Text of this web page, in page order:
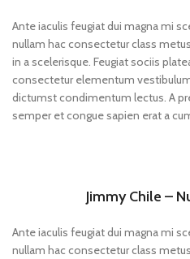
Ante iaculis feugiat dui magna mi
nullam hac consectetur class
in a scelerisque. Feugiat sociis
consectetur elementum
dictumst condimentum lectus. A
semper et congue sapien erat a
Jimmy Chile –
Ante iaculis feugiat dui magna mi
nullam hac consectetur class